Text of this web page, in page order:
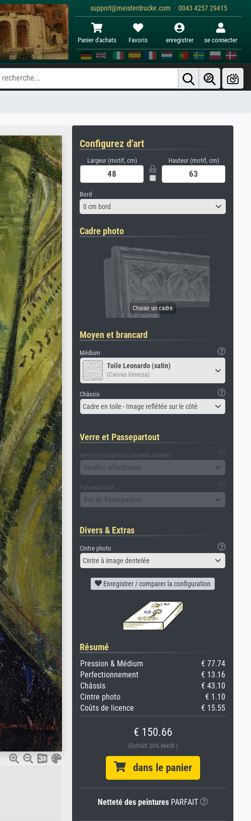
support@meisterdrucke.com · 0043 4257 29415
Panier d'achats Favoris enregistrer se connecter
Configurez d'art
Largeur (motif, cm) Hauteur (motif, cm)
Bord
0 cm bord
Cadre photo
Moyen et brancard
Médium
Toile Leonardo (satin)
(Canvas Venezia)
Châssis
Cadre en toile - Image reflétée sur le côté
Verre et Passepartout
verre (y compris le panneau arrière)
Veuillez sélectionner
Passepartout
Pas de Passepartout
Divers & Extras
Cintre photo
Cintre à image dentelée
Enregistrer / comparer la configuration
Résumé
Pression & Médium
€ 77.74
Perfectionnement
€ 13.16
Châssis
€ 43.10
Cintre photo
€ 1.10
Coûts de licence
€ 15.55
€ 150.66
(Enthält 20% MwSt.)
dans le panier
Netteté des peinturesPARFAIT